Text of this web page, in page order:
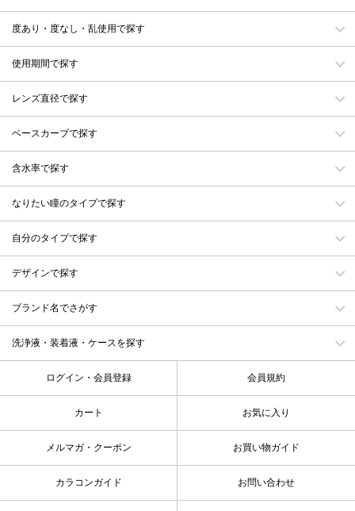
度あり・度なし・乱使用で探す
使用期間で探す
レンズ直径で探す
ベースカーブで探す
含水率で探す
なりたい瞳のタイプで探す
自分のタイプで探す
デザインで探す
ブランド名でさがす
洗浄液・装着液・ケースを探す
ログイン・会員登録 会員規約
カート お気に入り
メルマガ・クーポン お買い物ガイド
カラコンガイド お問い合わせ